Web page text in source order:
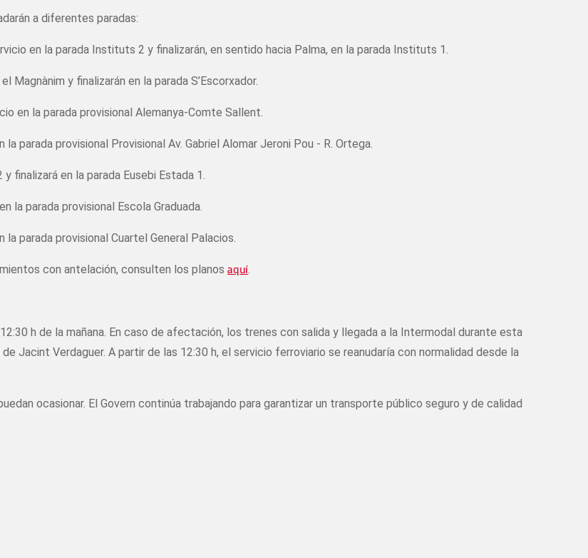
a diferentes paradas:
en la parada Instituts 2 y finalizarán, en sentido hacia Palma, en la parada Instituts 1.
y finalizarán en la parada S’Escorxador.
en la parada provisional Alemanya-Comte Sallent.
parada provisional Provisional Av. Gabriel Alomar Jeroni Pou - R. Ortega.
finalizará en la parada Eusebi Estada 1.
la parada provisional Escola Graduada.
parada provisional Cuartel General Palacios.
con antelación, consulten los planos aquí.
h de la mañana. En caso de afectación, los trenes con salida y llegada a la Intermodal durante esta
Jacint Verdaguer. A partir de las 12:30 h, el servicio ferroviario se reanudaría con normalidad desde la
ocasionar. El Govern continúa trabajando para garantizar un transporte público seguro y de calidad